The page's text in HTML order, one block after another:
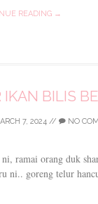
READING →
BILIS
7, 2024// NO
ramai orang duk
ni.. goreng telur